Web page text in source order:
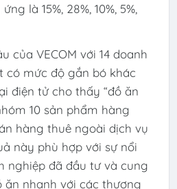
là 15%, 28%, 10%, 5%,
của VECOM với 14 doanh
có mức độ gắn bó khác
điện tử cho thấy “đồ ăn
10 sản phẩm hàng
hàng thuê ngoài dịch vụ
này phù hợp với sự nổi
nghiệp đã đầu tư và cung
ăn nhanh với các thương